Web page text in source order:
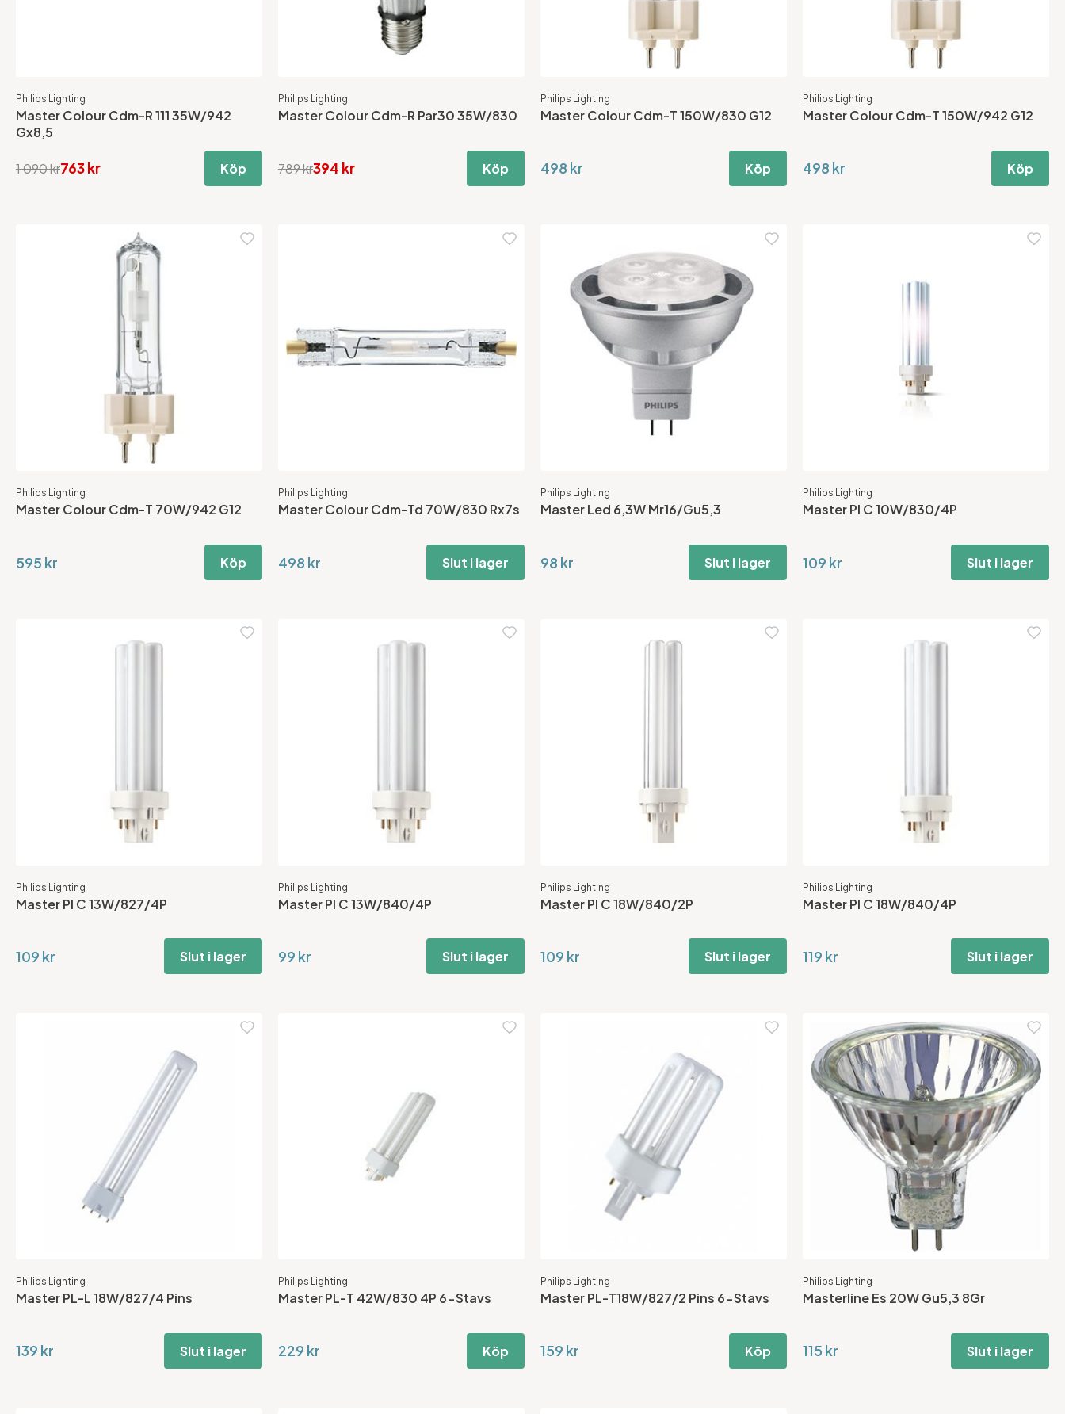
Philips Lighting
Master Colour Cdm-R 111 35W/942
Gx8,5
763 kr
1 090 kr Köp
Philips Lighting
Master Colour Cdm-R Par30 35W/830
394 kr
789 kr Köp
Philips Lighting
Master Colour Cdm-T 150W/830 G12
498 kr Köp
Philips Lighting
Master Colour Cdm-T 150W/942 G12
498 kr Köp
Philips Lighting
Master Colour Cdm-T 70W/942 G12
595 kr Köp
Philips Lighting
Master Colour Cdm-Td 70W/830 Rx7s
498 kr Slut i lager
Philips Lighting
Master Led 6,3W Mr16/Gu5,3
98 kr Slut i lager
Philips Lighting
Master Pl C 10W/830/4P
109 kr Slut i lager
Philips Lighting
Master Pl C 13W/827/4P
109 kr Slut i lager
Philips Lighting
Master Pl C 13W/840/4P
99 kr Slut i lager
Philips Lighting
Master Pl C 18W/840/2P
109 kr Slut i lager
Philips Lighting
Master Pl C 18W/840/4P
119 kr Slut i lager
Philips Lighting
Master PL-L 18W/827/4 Pins
139 kr Slut i lager
Philips Lighting
Master PL-T 42W/830 4P 6-Stavs
229 kr Köp
Philips Lighting
Master PL-T18W/827/2 Pins 6-Stavs
159 kr Köp
Philips Lighting
Masterline Es 20W Gu5,3 8Gr
115 kr Slut i lager